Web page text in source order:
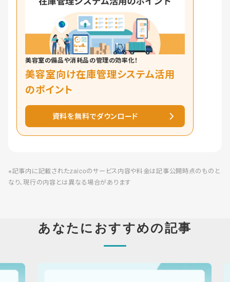
美容室の備品や消耗品の管理の効率化！
美容室向け在庫管理システム活用
のポイント
資料を無料でダウンロード
※記事内に記載されたzaicoのサービス内容や料金は記事公開時点のものと
なり、現行の内容とは異なる場合があります
あなたにおすすめの記事